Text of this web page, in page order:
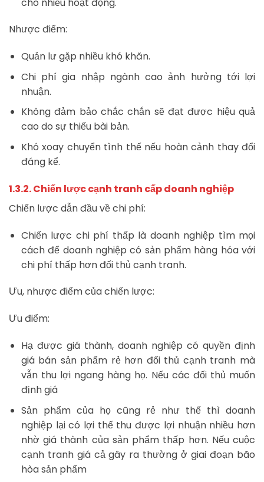
Nhược điểm:
Quản lư gặp nhiều khó khăn.
Chi phí gia nhập ngành cao ảnh hưởng tới lợi
nhuận.
Không đảm bảo chắc chắn sẽ đạt được hiệu quả
cao do sự thiếu bài bản.
Khó xoay chuyển tình thế nếu hoàn cảnh thay đổi
đáng kể.
1.3.2. Chiến lược cạnh tranh cấp doanh nghiệp
Chiến lược dẫn đầu về chi phí:
Chiến lược chi phí thấp là doanh nghiệp tìm mọi
cách để doanh nghiệp có sản phẩm hàng hóa với
chi phí thấp hơn đối thủ cạnh tranh.
Ưu, nhược điểm của chiến lược:
Ưu điểm:
Hạ được giá thành, doanh nghiệp có quyền định
giá bán sản phẩm rẻ hơn đối thủ cạnh tranh mà
vẫn thu lợi ngang hàng họ. Nếu các đối thủ muốn
định giá
Sản phẩm của họ cũng rẻ như thế thì doanh
nghiệp lại có lợi thế thu được lợi nhuận nhiều hơn
nhờ giá thành của sản phẩm thấp hơn. Nếu cuộc
cạnh tranh giá cả gây ra thường ở giai đoạn bão
hòa sản phẩm